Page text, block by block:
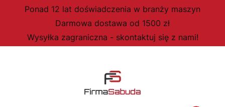
Ponad 12 lat doświadczenia w branży maszyn
Darmowa dostawa od 1500 zł
Wysyłka zagraniczna - skontaktuj się z nami!